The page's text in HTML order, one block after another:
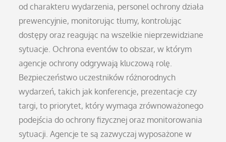
od charakteru wydarzenia, personel ochrony działa
prewencyjnie, monitorując tłumy, kontrolując
dostępy oraz reagując na wszelkie nieprzewidziane
sytuacje. Ochrona eventów to obszar, w którym
agencje ochrony odgrywają kluczową rolę.
Bezpieczeństwo uczestników różnorodnych
wydarzeń, takich jak konferencje, prezentacje czy
targi, to priorytet, który wymaga zrównoważonego
podejścia do ochrony fizycznej oraz monitorowania
sytuacji. Agencje te są zazwyczaj wyposażone w